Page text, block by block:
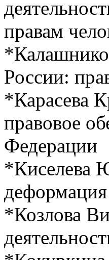
правам
России:
*Карасева
правовое
Федерации
*Киселева
*Козлова